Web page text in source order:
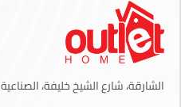
الشارقة، شارع الشيخ خليفة، الصناعية 4